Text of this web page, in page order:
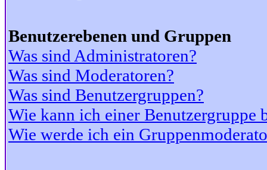
Benutzerebenen und Gruppen
Was sind Administratoren?
Was sind Moderatoren?
Was sind Benutzergruppen?
Wie kann ich einer Benutzergruppe
Wie werde ich ein